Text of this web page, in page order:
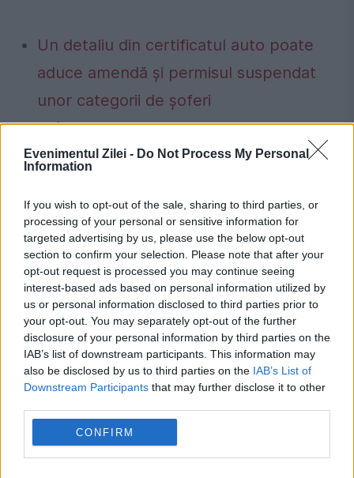
Evenimentul Zilei - Do Not Process My Personal
Information
If you wish to opt-out of the sale, sharing to third parties, or
processing of your personal or sensitive information for
targeted advertising by us, please use the below opt-out
section to confirm your selection. Please note that after your
opt-out request is processed you may continue seeing
interest-based ads based on personal information utilized by
us or personal information disclosed to third parties prior to
your opt-out. You may separately opt-out of the further
disclosure of your personal information by third parties on the
IAB’s list of downstream participants. This information may
also be disclosed by us to third parties on the IAB’s List of
Downstream Participants that may further disclose it to other
CONFIRM
Un detaliu din certificatul auto poate
aduce amendă și permisul suspendat
unor categorii de șoferi
Ai încă buletinul vechi? Data după care
nu îl vei mai putea folosi, chiar dacă
basarabia republica moldova secesiune